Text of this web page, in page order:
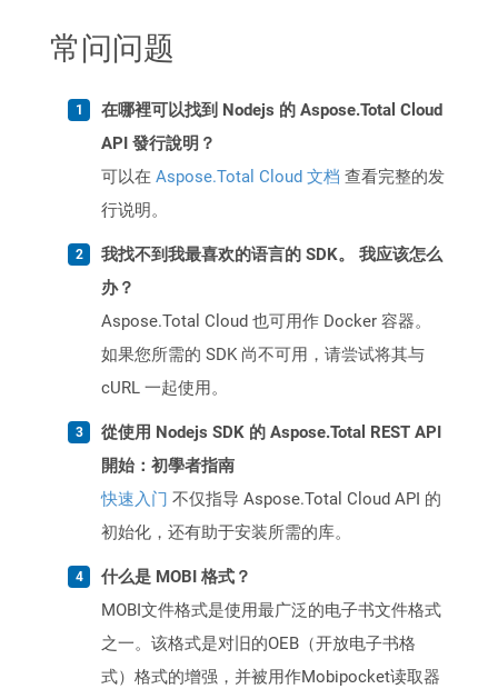
常问问题
在哪裡可以找到 Nodejs 的 Aspose.Total Cloud
API 發行說明？
可以在 Aspose.Total Cloud 文档 查看完整的发
行说明。
我找不到我最喜欢的语言的 SDK。 我应该怎么
办？
Aspose.Total Cloud 也可用作 Docker 容器。
如果您所需的 SDK 尚不可用，请尝试将其与
cURL 一起使用。
從使用 Nodejs SDK 的 Aspose.Total REST API
開始：初學者指南
快速入门 不仅指导 Aspose.Total Cloud API 的
初始化，还有助于安装所需的库。
什么是 MOBI 格式？
MOBI文件格式是使用最广泛的电子书文件格式
之一。该格式是对旧的OEB（开放电子书格
式）格式的增强，并被用作Mobipocket读取器